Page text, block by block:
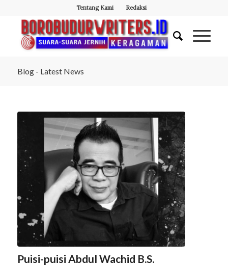
Tentang Kami Redaksi
Blog - Latest News
Puisi-puisi Abdul Wachid B.S.